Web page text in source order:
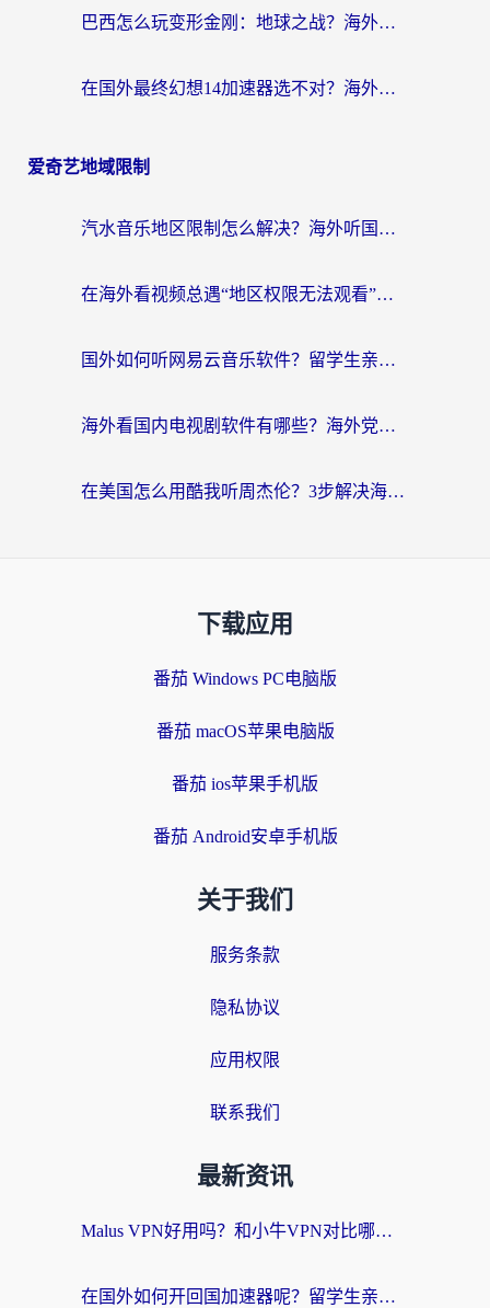
巴西怎么玩变形金刚：地球之战？海外玩家国服游戏加速终极指南（附新诛仙延迟密室逃脱18解决办法）
在国外最终幻想14加速器选不对？海外玩家的国服游戏加速避坑指南
爱奇艺地域限制
汽水音乐地区限制怎么解决？海外听国内音乐的实用指南来了
在海外看视频总遇“地区权限无法观看”？这篇攻略帮你轻松解锁国内影视动漫
国外如何听网易云音乐软件？留学生亲测有效的回国加速方案
海外看国内电视剧软件有哪些？海外党专属追剧指南来了
在美国怎么用酷我听周杰伦？3步解决海外听歌地域限制，附QQ音乐网易云通用技巧
下载应用
番茄 Windows PC电脑版
番茄 macOS苹果电脑版
番茄 ios苹果手机版
番茄 Android安卓手机版
关于我们
服务条款
隐私协议
应用权限
联系我们
最新资讯
Malus VPN好用吗？和小牛VPN对比哪个回国效果更好？海外党亲测实用指南
在国外如何开回国加速器呢？留学生亲测的无缝访问国内资源指南